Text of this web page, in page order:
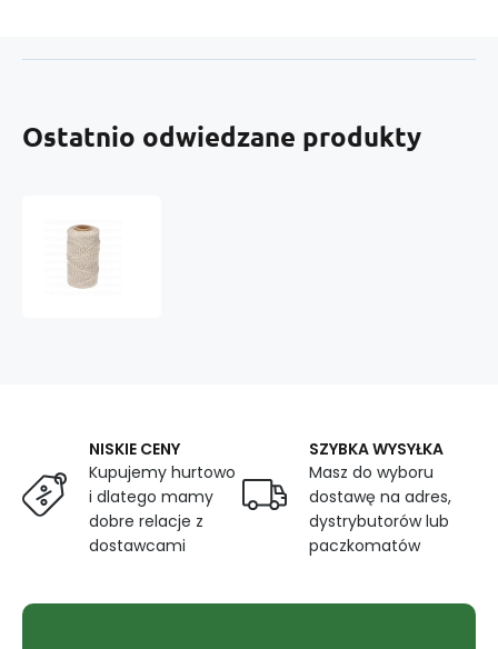
Ostatnio odwiedzane produkty
NISKIE CENY
Kupujemy hurtowo
i dlatego mamy
dobre relacje z
dostawcami
SZYBKA WYSYŁKA
Masz do wyboru
dostawę na adres,
dystrybutorów lub
paczkomatów